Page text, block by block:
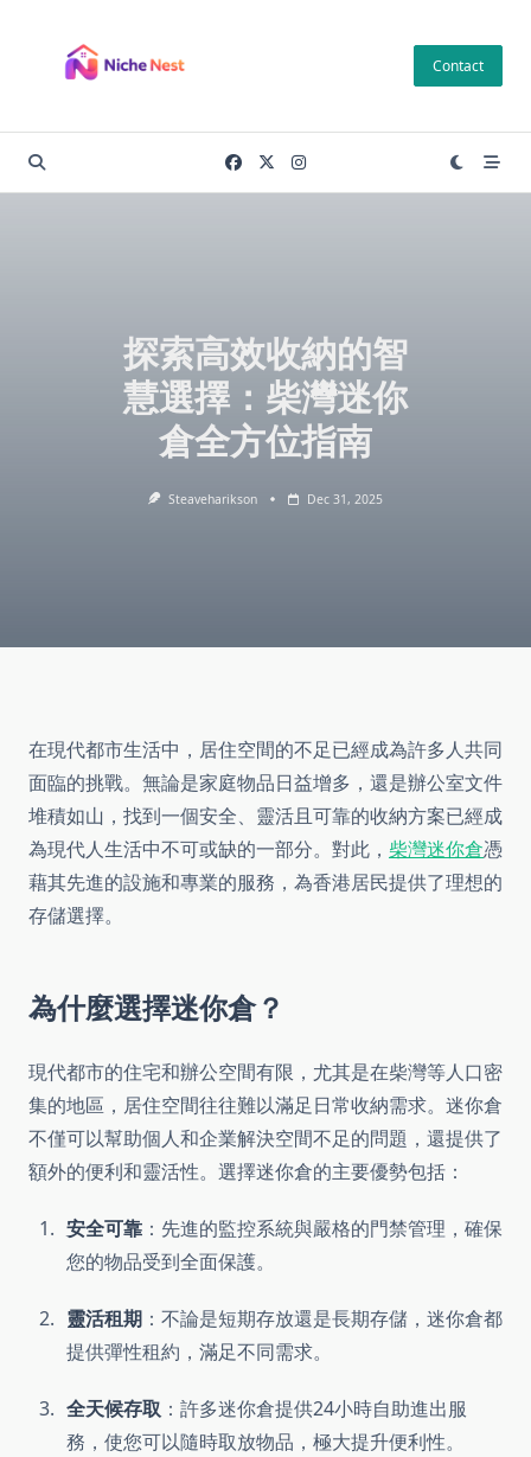
content
Contact
探索高效收納的智
慧選擇：柴灣迷你
倉全方位指南
Steaveharikson Dec 31, 2025
在現代都市生活中，居住空間的不足已經成為許多人共同
面臨的挑戰。無論是家庭物品日益增多，還是辦公室文件
堆積如山，找到一個安全、靈活且可靠的收納方案已經成
為現代人生活中不可或缺的一部分。對此， 柴灣迷你倉憑
藉其先進的設施和專業的服務，為香港居民提供了理想的
存儲選擇。
為什麼選擇迷你倉？
現代都市的住宅和辦公空間有限，尤其是在柴灣等人口密
集的地區，居住空間往往難以滿足日常收納需求。迷你倉
不僅可以幫助個人和企業解決空間不足的問題，還提供了
額外的便利和靈活性。選擇迷你倉的主要優勢包括：
安全可靠 ：先進的監控系統與嚴格的門禁管理，確保
您的物品受到全面保護。
靈活租期 ：不論是短期存放還是長期存儲，迷你倉都
提供彈性租約，滿足不同需求。
全天候存取 ：許多迷你倉提供24小時自助進出服
務，使您可以隨時取放物品，極大提升便利性。